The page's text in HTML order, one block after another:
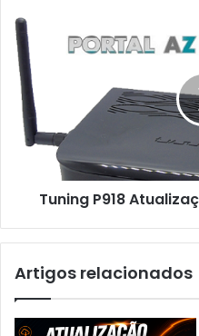
Tuning P918
Artigos relacionados